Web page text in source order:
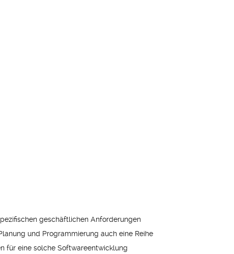
geschäftlichen Anforderungen
und Programmierung auch eine Reihe
für eine solche Softwareentwicklung